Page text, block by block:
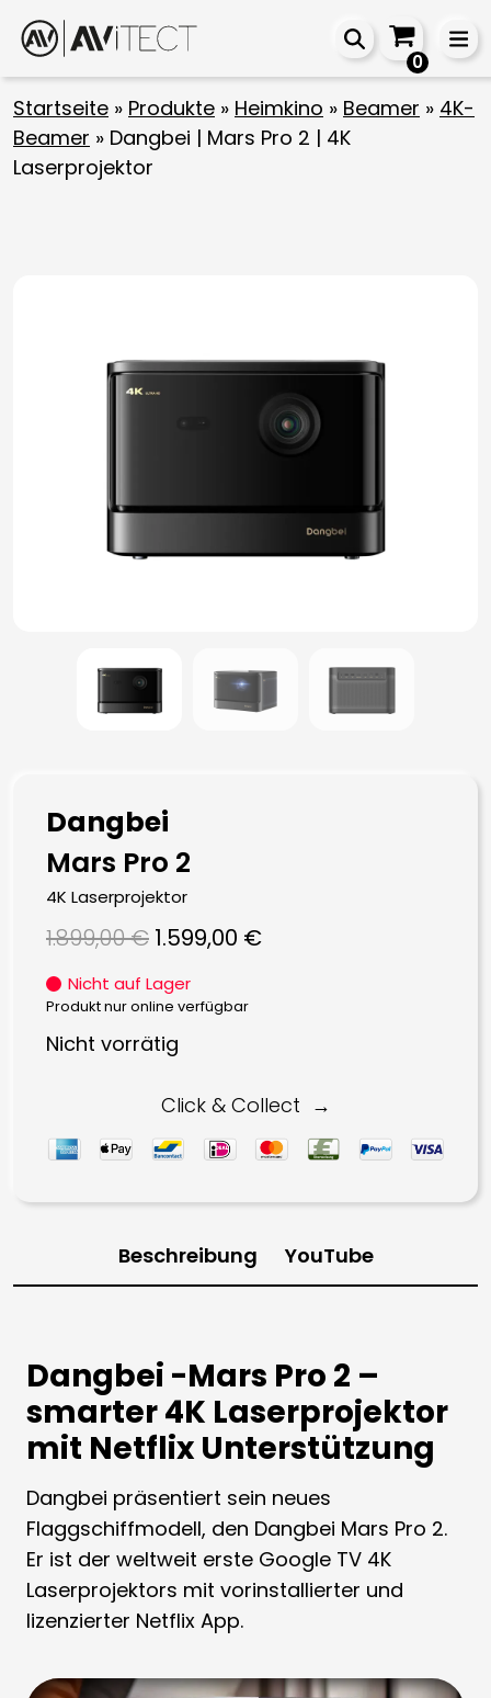
0
Startseite » Produkte » Heimkino » Beamer » 4K-
Beamer » Dangbei | Mars Pro 2 | 4K
Laserprojektor
Dangbei
Mars Pro 2
4K Laserprojektor
1.899,00€ Ursprünglicher
war:
1.899,00 €
1.599,00 €Aktueller
Nicht auf Lager
Produkt nur online verfügbar
Nicht vorrätig
Click & Collect
Beschreibung YouTube
Dangbei -Mars Pro 2 –
smarter 4K Laserprojektor
mit Netflix Unterstützung
Dangbei präsentiert sein neues
Flaggschiffmodell, den Dangbei Mars Pro 2.
Er ist der weltweit erste Google TV 4K
Laserprojektors mit vorinstallierter und
lizenzierter Netflix App.